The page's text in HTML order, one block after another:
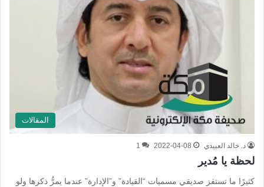
المقالات
د. خالد العييدي 2022-04-08
1
لحظة يا مُدير
كثيرًا ما تستفز صديقي مسميات “القيادة” و”الإدارة” عندما يمرُّ ذكرها ولو